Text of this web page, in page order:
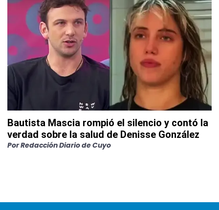
Bautista Mascia rompió el silencio y contó la
verdad sobre la salud de Denisse González
PorRedacción Diario de Cuyo